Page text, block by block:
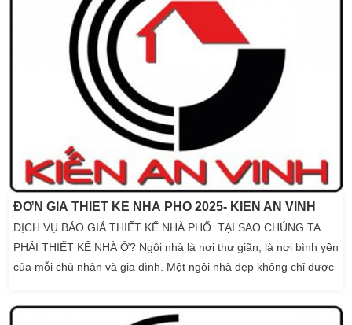
ĐƠN GIÁ THIẾT KẾ NHÀ PHỐ 2025- KIẾN AN VINH
DỊCH VỤ BÁO GIÁ THIẾT KẾ NHÀ PHỐ TẠI SAO CHÚNG TA
PHẢI THIẾT KẾ NHÀ Ở? Ngôi nhà là nơi thư giãn, là nơi bình yên
của mỗi chủ nhân và gia đình. Một ngôi nhà đẹp không chỉ được
thích mà còn phải đảm bảo được công năng sử dụng thỏa mái,